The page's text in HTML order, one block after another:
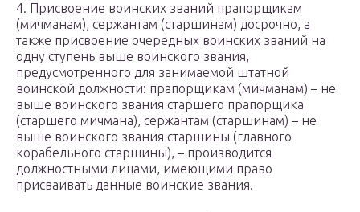
4. Присвоение воинских званий прапорщикам
(мичманам), сержантам (старшинам) досрочно, а
также присвоение очередных воинских званий на
одну ступень выше воинского звания,
предусмотренного для занимаемой штатной
воинской должности: прапорщикам (мичманам) – не
выше воинского звания старшего прапорщика
(старшего мичмана), сержантам (старшинам) – не
выше воинского звания старшины (главного
корабельного старшины), – производится
должностными лицами, имеющими право
присваивать данные воинские звания.